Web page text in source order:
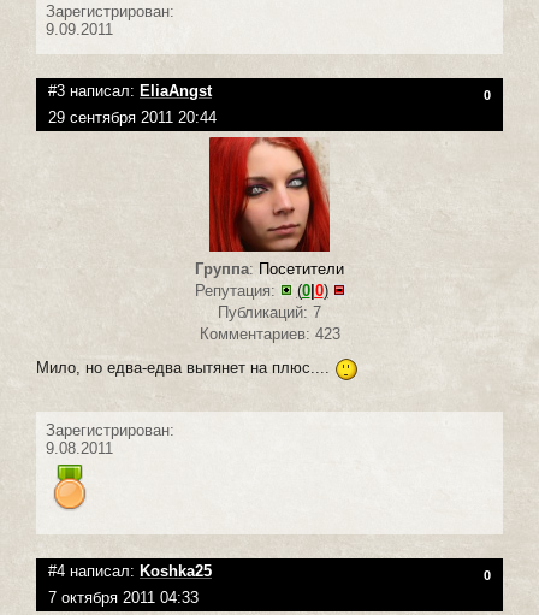
Зарегистрирован:
9.09.2011
#3 написал: EliaAngst 0
29 сентября 2011 20:44
Группа: Посетители
Репутация:
(0| 0)
Публикаций: 7
Комментариев: 423
Мило, но едва-едва вытянет на плюс....
Зарегистрирован:
9.08.2011
#4 написал: Koshka25 0
7 октября 2011 04:33